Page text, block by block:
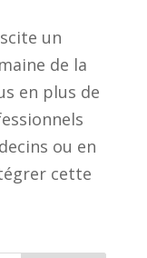
un
de la
en plus de
ou en
cette